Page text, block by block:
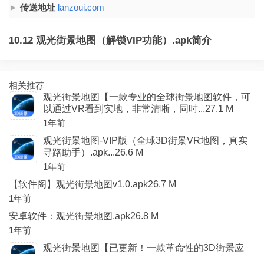
传送地址 lanzoui.com
10.12 观光街景地图（解锁VIP功能）.apk简介
相关推荐
观光街景地图【一款专业的全球街景地图软件，可
以通过VR看到实地，非常清晰，同时...27.1 M
1年前
观光街景地图-VIP版（全球3D街景VR地图，真实
寻路助手）.apk...26.6 M
1年前
【软件阁】观光街景地图v1.0.apk26.7 M
1年前
安卓软件：观光街景地图.apk26.8 M
1年前
观光街景地图【已更新！一款革命性的3D街景应